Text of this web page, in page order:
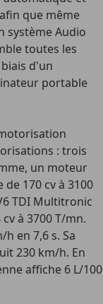
que même
système Audio
toutes les
d'un
portable
: trois
un moteur
de 170 cv à 3100
TDI Multitronic
à 3700 T/mn.
h en 7,6 s. Sa
230 km/h. En
affiche 6 L/100